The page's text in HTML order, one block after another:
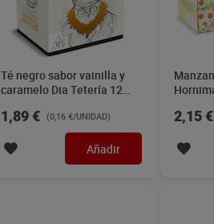
Té negro sabor vainilla y
caramelo Dia Tetería 12
1,89 € (0,16 €/UNIDAD)
Añadir
2,15 €